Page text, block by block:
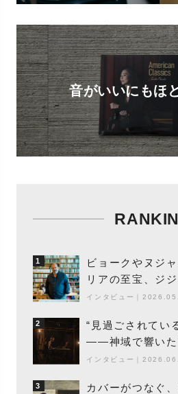
音がいいにもほ
1
ビョークやヌジ
リアの至宝、ジ
エントの巨匠”が
インタビュー
2
“見過ごされてい
――神域で響いた
丁の『赤城 夜神
インタビュー
3
カバーがつなぐ